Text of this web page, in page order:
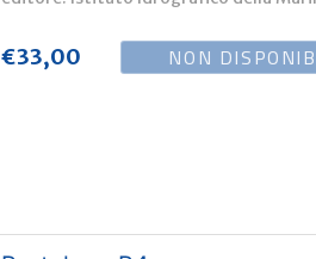
€33,00 NON